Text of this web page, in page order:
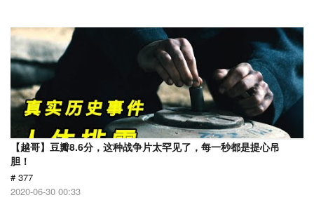
【越哥】豆瓣8.6分，这种战争片太罕见了，每一秒都是提心吊
胆！
# 377
2020-06-30 00:33